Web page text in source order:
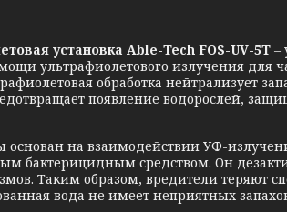
установка Able-Tech FOS-UV-5T –
ультрафиолетового излучения для
обработка нейтрализует
появление водорослей,
на взаимодействии УФ-
бактерицидным средством. Он
Таким образом, вредители теряют
вода не имеет неприятных